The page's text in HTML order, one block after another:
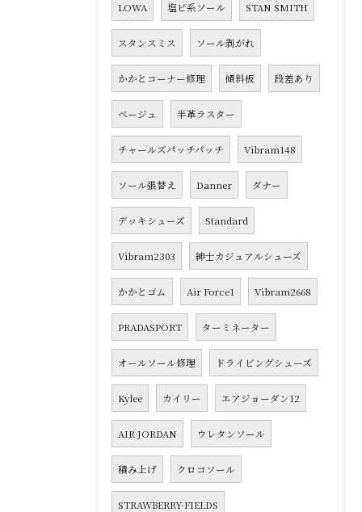
LOWA 塩ビ系ソール STAN SMITH
スタンスミス ソール剥がれ
かかとコーナー修理 傾斜板 段差あり
ベージュ 半革ラスター
チャールズパッチパッチ Vibram148
ソール張替え Danner ダナー
デッキシューズ Standard
Vibram2303 紳士カジュアルシューズ
かかとゴム Air Force1 Vibram2668
PRADASPORT ターミネーター
オールソール修理 ドライビングシューズ
Kylee カイリー エアジョーダン12
AIR JORDAN ウレタンソール
積み上げ クロコソール
STRAWBERRY-FIELDS